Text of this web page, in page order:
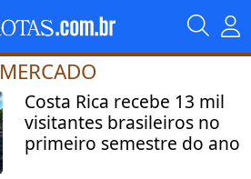
MERCADO
Costa Rica recebe 13 mil
visitantes brasileiros no
primeiro semestre do ano